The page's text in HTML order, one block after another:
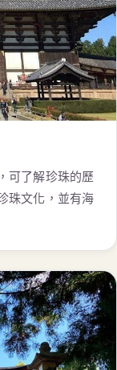
可了解珍珠的歷
珠文化，並有海